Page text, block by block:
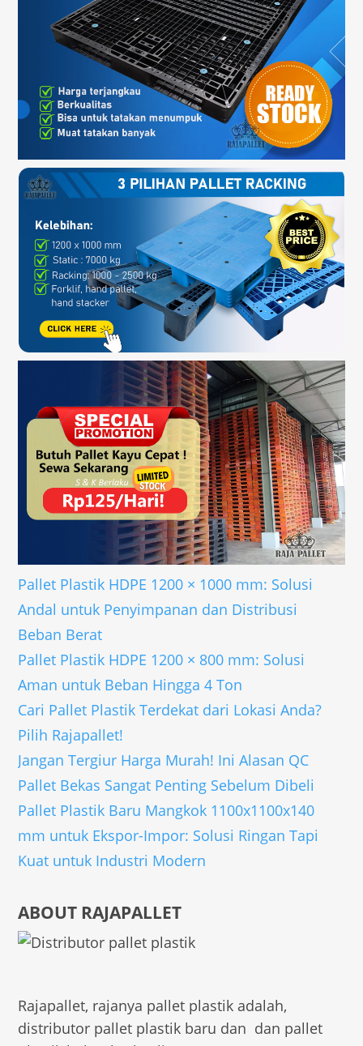
Pallet Plastik HDPE 1200 × 1000 mm: Solusi
Andal untuk Penyimpanan dan Distribusi
Beban Berat
Pallet Plastik HDPE 1200 × 800 mm: Solusi
Aman untuk Beban Hingga 4 Ton
Cari Pallet Plastik Terdekat dari Lokasi Anda?
Pilih Rajapallet!
Jangan Tergiur Harga Murah! Ini Alasan QC
Pallet Bekas Sangat Penting Sebelum Dibeli
Pallet Plastik Baru Mangkok 1100x1100x140
mm untuk Ekspor-Impor: Solusi Ringan Tapi
Kuat untuk Industri Modern
ABOUT RAJAPALLET
Rajapallet, rajanya pallet plastik adalah,
distributor pallet plastik baru dan dan pallet